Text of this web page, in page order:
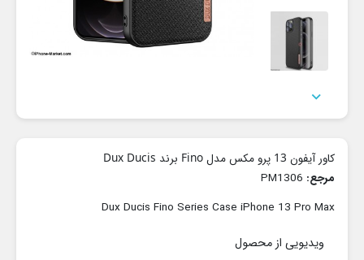

کاور آیفون 13 پرو مکس مدل Fino برند Dux Ducis
مرجع:
Dux Ducis Fino Series Case iPhone 13 Pro Max
ویدیویی از محصول